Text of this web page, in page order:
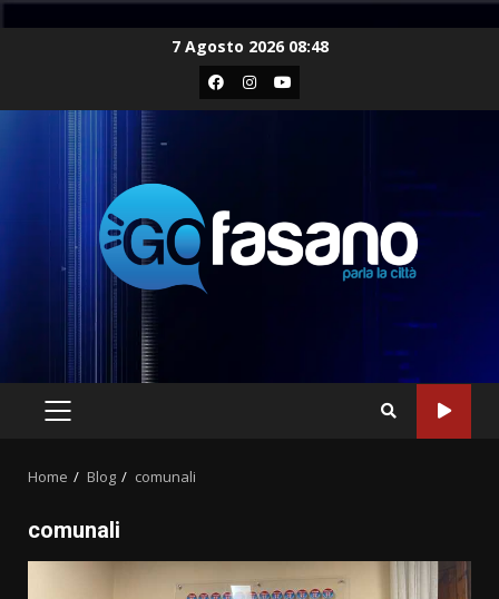
7 Agosto 2026 08:48
Facebook
Instagram
Youtube
PRIMARY
Home Blog comunali
comunali